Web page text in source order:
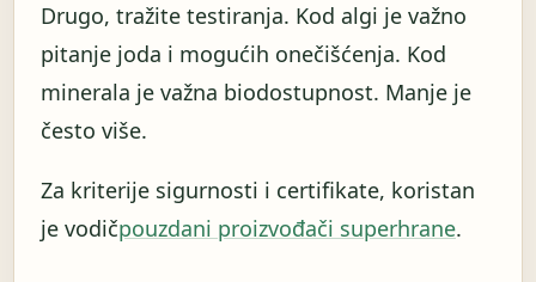
Drugo, tražite testiranja. Kod algi je važno
pitanje joda i mogućih onečišćenja. Kod
minerala je važna biodostupnost. Manje je
često više.
Za kriterije sigurnosti i certifikate, koristan
je vodičpouzdani proizvođači superhrane.